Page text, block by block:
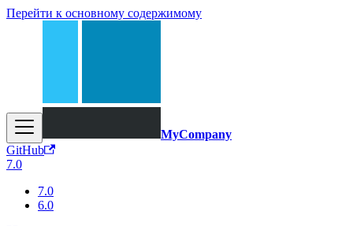
Перейти к основному содержимому
MyCompany
GitHub
7.0
7.0
6.0